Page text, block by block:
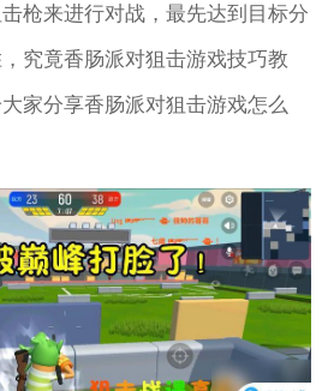
枪来进行对战，最先达到目标分
究竟香肠派对狙击游戏技巧教
家分享香肠派对狙击游戏怎么